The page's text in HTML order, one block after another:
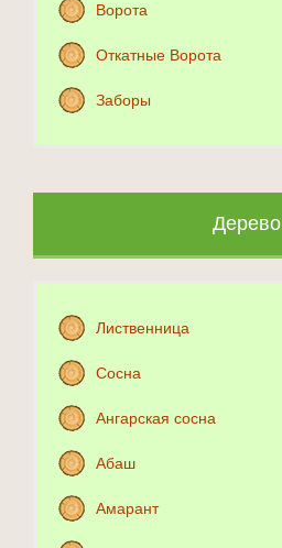
Ворота
Откатные Ворота
Заборы
Дерево
Лиственница
Сосна
Ангарская сосна
Абаш
Амарант